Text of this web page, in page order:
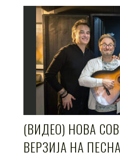
(ВИДЕО) НОВА
ВЕРЗИЈА НА